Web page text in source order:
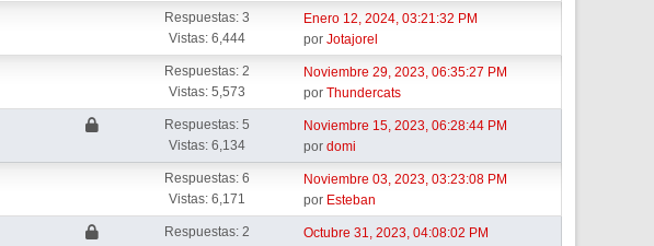
Respuestas: 3
Vistas: 6,444
Enero 12, 2024, 03:21:32 PM
porJotajorel
Respuestas: 2
Vistas: 5,573
Noviembre 29, 2023, 06:35:27 PM
porThundercats
Respuestas: 5
Vistas: 6,134
Noviembre 15, 2023, 06:28:44 PM
pordomi
Respuestas: 6
Vistas: 6,171
Noviembre 03, 2023, 03:23:08 PM
por Esteban
Respuestas: 2
Octubre 31, 2023, 04:08:02 PM